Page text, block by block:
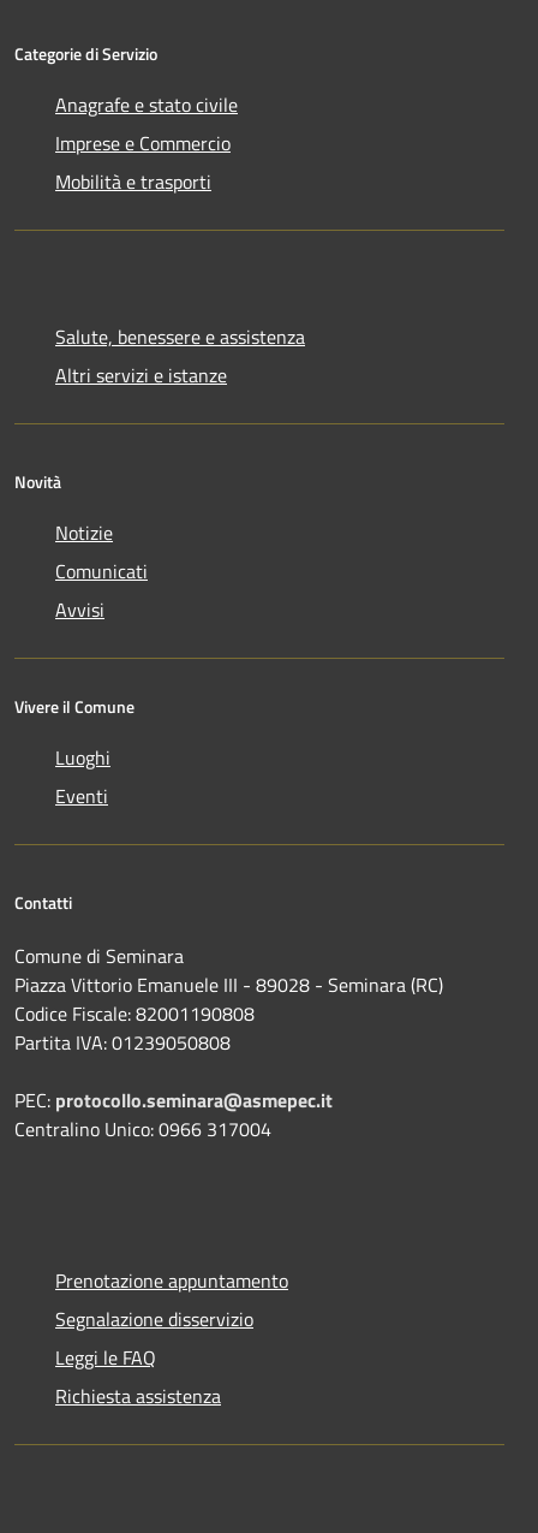
Categorie di Servizio
Anagrafe e stato civile
Imprese e Commercio
Mobilità e trasporti
Salute, benessere e assistenza
Altri servizi e istanze
Novità
Notizie
Comunicati
Avvisi
Vivere il Comune
Luoghi
Eventi
Contatti
Comune di Seminara
Piazza Vittorio Emanuele III - 89028 - Seminara (RC)
Codice Fiscale: 82001190808
Partita IVA: 01239050808
PEC: protocollo.seminara@asmepec.it
Centralino Unico: 0966 317004
Prenotazione appuntamento
Segnalazione disservizio
Leggi le FAQ
Richiesta assistenza